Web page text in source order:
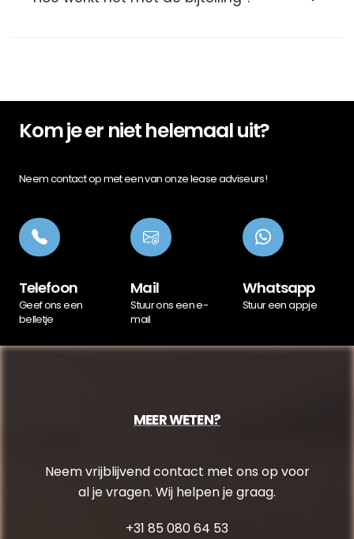
Kom je er niet helemaal uit?
Neem contact op met een van onze lease adviseurs!
Telefoon
Geef ons een
belletje
Mail
Stuur ons een e-
mail
Whatsapp
Stuur een appje
MEER WETEN?
Neem vrijblijvend contact met ons op voor
al je vragen. Wij helpen je graag.
+31 85 080 64 53